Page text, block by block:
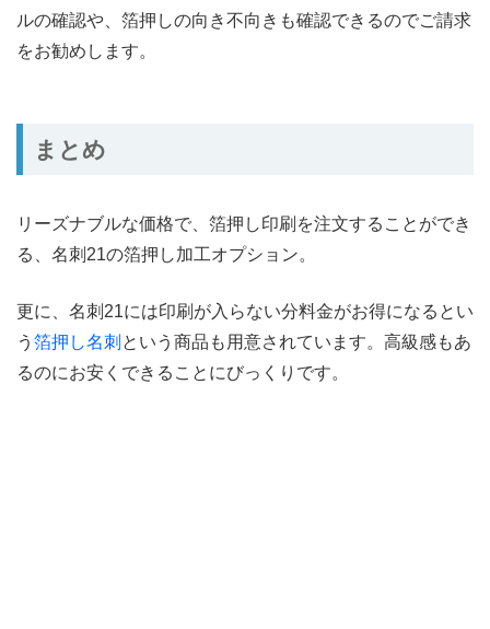
ルの確認や、箔押しの向き不向きも確認できるのでご請求
をお勧めします。
まとめ
リーズナブルな価格で、箔押し印刷を注文することができ
る、名刺21の箔押し加工オプション。
更に、名刺21には印刷が入らない分料金がお得になるとい
う 箔押し名刺 という商品も用意されています。高級感もあ
るのにお安くできることにびっくりです。